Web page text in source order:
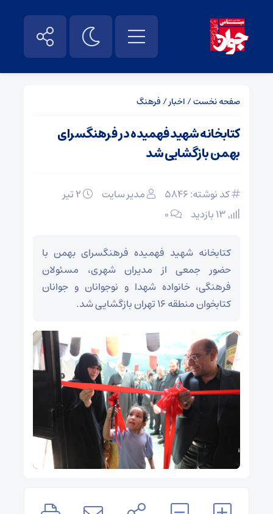
صفحه نخست/ اخبار/ فرهنگ
کتابخانه شهید فهمیده در فرهنگسرای
بهمن بازگشایی شد
کد نوشته: 5846 مدیر سایت
۰
کتابخانه شهید فهمیده فرهنگسرای بهمن با
حضور جمعی از مدیران شهری، مسئولان
فرهنگی، خانواده شهدا و نوجوانان و جوانان
کتابخوان منطقه ۱۶ تهران بازگشایی شد.